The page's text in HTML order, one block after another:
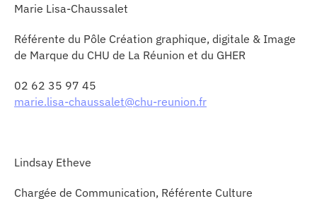
Marie Lisa-Chaussalet
Référente du Pôle Création graphique, digitale & Image
de Marque du CHU de La Réunion et du GHER
02 62 35 97 45
marie.lisa-chaussalet@chu-reunion.fr
Lindsay Etheve
Chargée de Communication, Référente Culture